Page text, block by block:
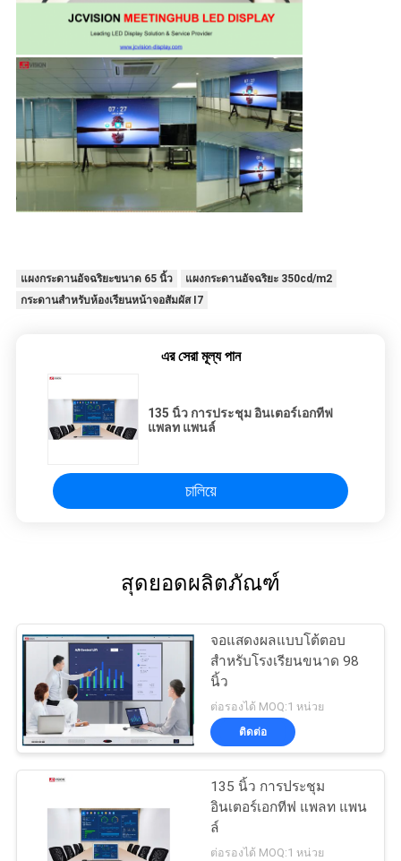
แผงกระดานอัจฉริยะขนาด 65 นิ้ว
แผงกระดานอัจฉริยะ 350cd/m2
กระดานสำหรับห้องเรียนหน้าจอสัมผัส I7
এর সেরা মূল্য পান
135 นิ้ว การประชุม อินเตอร์เอกทีฟ
แพลท แพนล์
চালিয়ে
สุดยอดผลิตภัณฑ์
จอแสดงผลแบบโต้ตอบ
สำหรับโรงเรียนขนาด 98
นิ้ว
ต่อรองได้ MOQ:1 หน่วย
ติดต่อ
135 นิ้ว การประชุม
อินเตอร์เอกทีฟ แพลท แพน
ล์
ต่อรองได้ MOQ:1 หน่วย